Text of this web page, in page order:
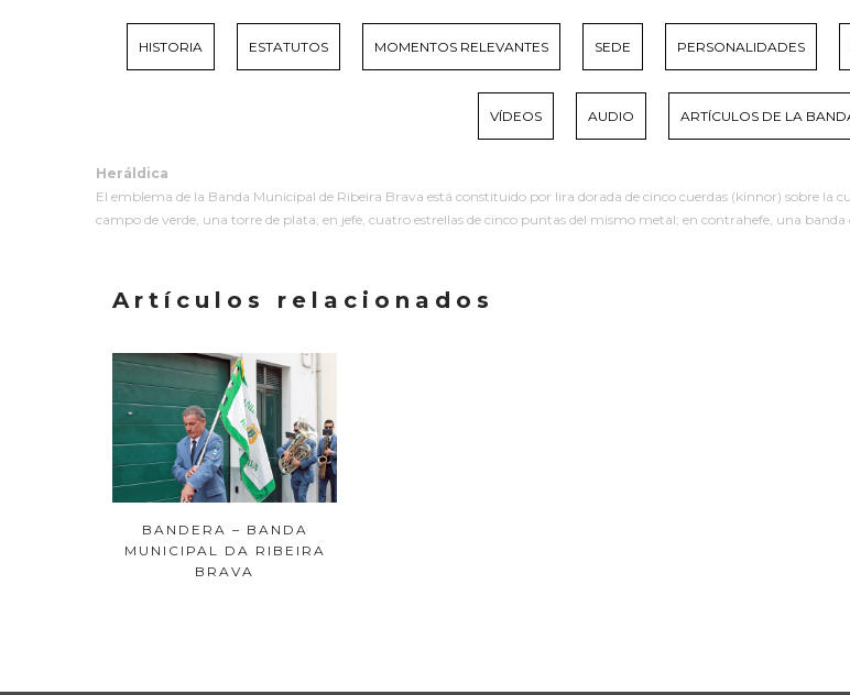
HISTORIA ESTATUTOS MOMENTOS RELEVANTES SEDE PERSONALIDADES
VÍDEOS AUDIO ARTÍCULOS DE LA
Heráldica
El emblema de la Banda Municipal de Ribeira Brava está constituido por lira dorada de cinco cuerdas (kinnor) sobre la
campo de verde, una torre de plata; en jefe, cuatro estrellas de cinco puntas del mismo metal; en contrahefe, una
Artículos relacionados
BANDERA – BANDA
MUNICIPAL DA RIBEIRA
BRAVA